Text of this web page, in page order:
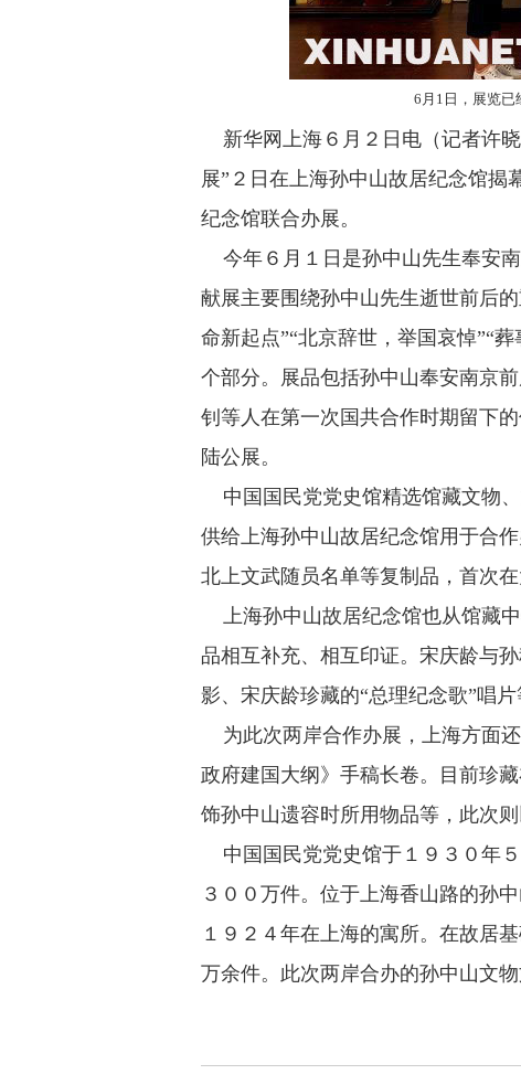
6月1日，展览已
新华网上海６月２日电（记者许
展”２日在上海孙中山故居纪念馆揭
纪念馆联合办展。
今年６月１日是孙中山先生奉安
献展主要围绕孙中山先生逝世前后
命新起点”“北京辞世，举国哀悼”“
个部分。展品包括孙中山奉安南京
钊等人在第一次国共合作时期留下
陆公展。
中国国民党党史馆精选馆藏文物
供给上海孙中山故居纪念馆用于合
北上文武随员名单等复制品，首次
上海孙中山故居纪念馆也从馆藏
品相互补充、相互印证。宋庆龄与
影、宋庆龄珍藏的“总理纪念歌”唱片
为此次两岸合作办展，上海方面
政府建国大纲》手稿长卷。目前珍
饰孙中山遗容时所用物品等，此次则
中国国民党党史馆于１９３０年
３００万件。位于上海香山路的孙
１９２４年在上海的寓所。在故居
万余件。此次两岸合办的孙中山文